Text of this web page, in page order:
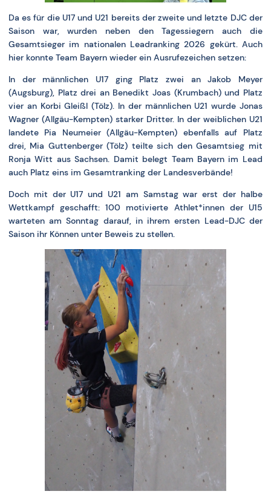
Da es für die U17 und U21 bereits der zweite und letzte DJC der
Saison war, wurden neben den Tagessiegern auch die
Gesamtsieger im nationalen Leadranking 2026 gekürt. Auch
hier konnte Team Bayern wieder ein Ausrufezeichen setzen:
In der männlichen U17 ging Platz zwei an Jakob Meyer
(Augsburg), Platz drei an Benedikt Joas (Krumbach) und Platz
vier an Korbi Gleißl (Tölz). In der männlichen U21 wurde Jonas
Wagner (Allgäu-Kempten) starker Dritter. In der weiblichen U21
landete Pia Neumeier (Allgäu-Kempten) ebenfalls auf Platz
drei, Mia Guttenberger (Tölz) teilte sich den Gesamtsieg mit
Ronja Witt aus Sachsen. Damit belegt Team Bayern im Lead
auch Platz eins im Gesamtranking der Landesverbände!
Doch mit der U17 und U21 am Samstag war erst der halbe
Wettkampf geschafft: 100 motivierte Athlet*innen der U15
warteten am Sonntag darauf, in ihrem ersten Lead-DJC der
Saison ihr Können unter Beweis zu stellen.